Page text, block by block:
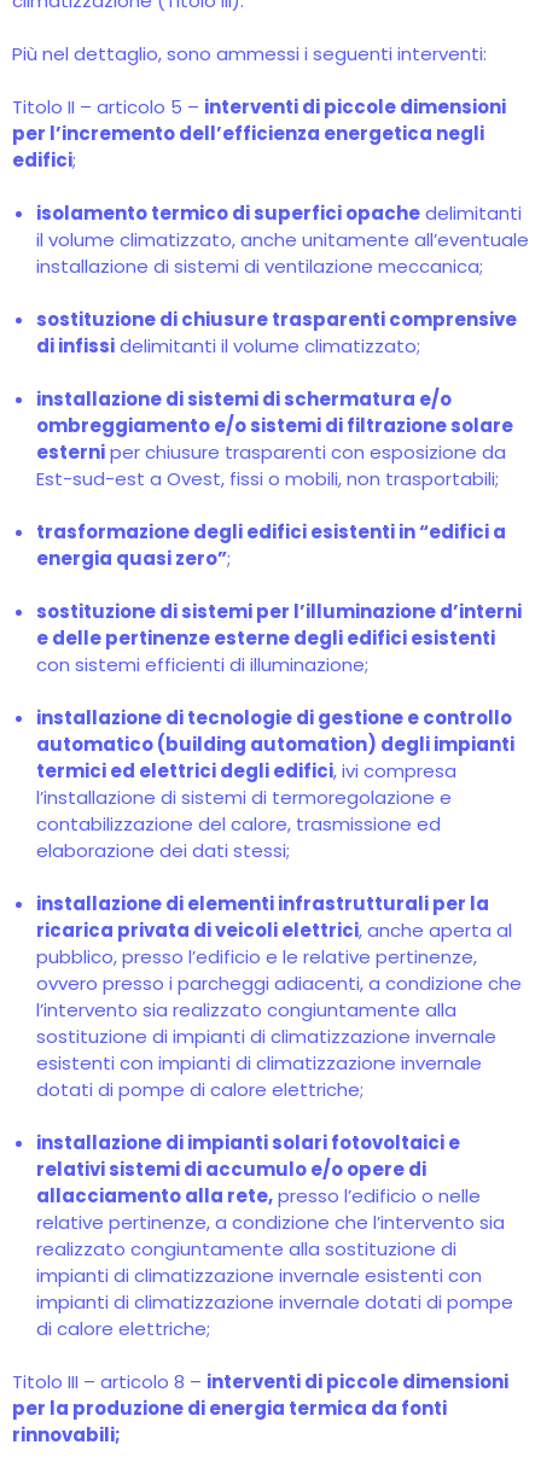
Più nel dettaglio, sono ammessi i seguenti interventi:
Titolo II – articolo 5 – interventi di piccole dimensioni
per l’incremento dell’efficienza energetica negli
edifici;
isolamento termico di superfici opachedelimitanti
il volume climatizzato, anche unitamente all’eventuale
installazione di sistemi di ventilazione meccanica;
sostituzione di chiusure trasparenti comprensive
di infissidelimitanti il volume climatizzato;
installazione di sistemi di schermatura e/o
ombreggiamento e/o sistemi di filtrazione solare
esterniper chiusure trasparenti con esposizione da
Est-sud-est a Ovest, fissi o mobili, non trasportabili;
trasformazione degli edifici esistenti in “edifici a
energia quasi zero”;
sostituzione di sistemi per l’illuminazione d’interni
e delle pertinenze esterne degli edifici esistenti
con sistemi efficienti di illuminazione;
installazione di tecnologie di gestione e controllo
automatico (building automation) degli impianti
termici ed elettrici degli edifici, ivi compresa
l’installazione di sistemi di termoregolazione e
contabilizzazione del calore, trasmissione ed
elaborazione dei dati stessi;
installazione di elementi infrastrutturali per la
ricarica privata di veicoli elettrici, anche aperta al
pubblico, presso l’edificio e le relative pertinenze,
ovvero presso i parcheggi adiacenti, a condizione che
l’intervento sia realizzato congiuntamente alla
sostituzione di impianti di climatizzazione invernale
esistenti con impianti di climatizzazione invernale
dotati di pompe di calore elettriche;
installazione di impianti solari fotovoltaici e
relativi sistemi di accumulo e/o opere di
allacciamento alla rete,presso l’edificio o nelle
relative pertinenze, a condizione che l’intervento sia
realizzato congiuntamente alla sostituzione di
impianti di climatizzazione invernale esistenti con
impianti di climatizzazione invernale dotati di pompe
di calore elettriche;
Titolo III – articolo 8 – interventi di piccole dimensioni
per la produzione di energia termica da fonti
rinnovabili;